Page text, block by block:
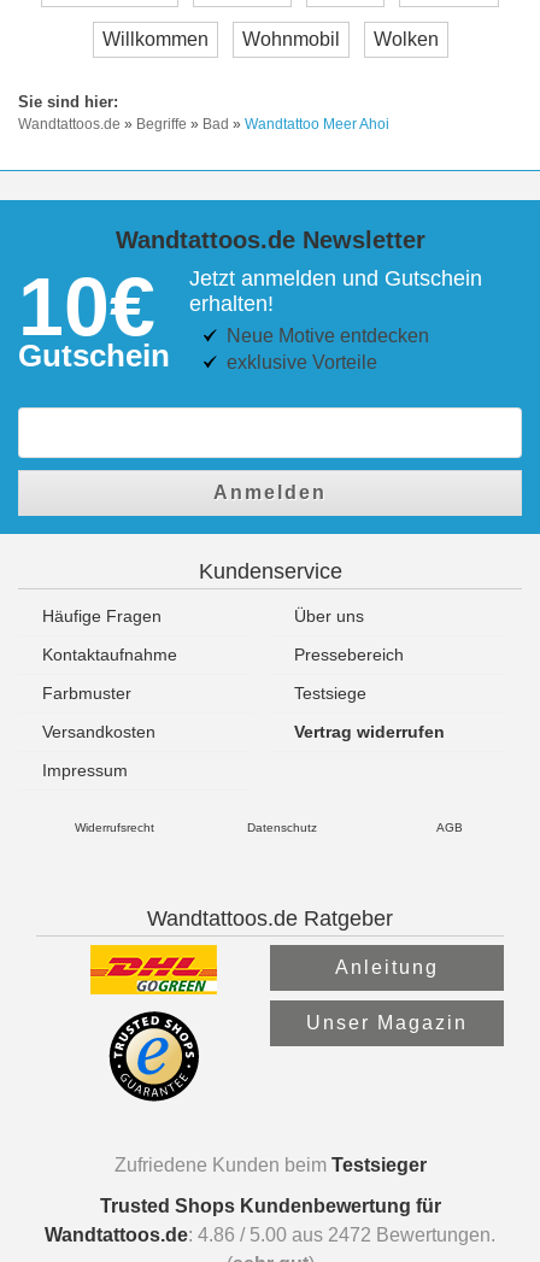
Willkommen Wohnmobil Wolken
Wandtattoos.de » Begriffe » Bad » Wandtattoo Meer Ahoi
Wandtattoos.de Newsletter
10€
Gutschein
Jetzt anmelden und Gutschein
erhalten!
Neue Motive entdecken
exklusive Vorteile
Anmelden
Kundenservice
Häufige Fragen
Über uns
Kontaktaufnahme
Pressebereich
Farbmuster
Testsiege
Versandkosten
Vertrag widerrufen
Impressum
Widerrufsrecht Datenschutz AGB
Wandtattoos.de Ratgeber
Anleitung
Unser Magazin
Zufriedene Kunden beim Testsieger
Trusted Shops Kundenbewertung für
Wandtattoos.de: 4.86 / 5.00 aus 2472 Bewertungen.